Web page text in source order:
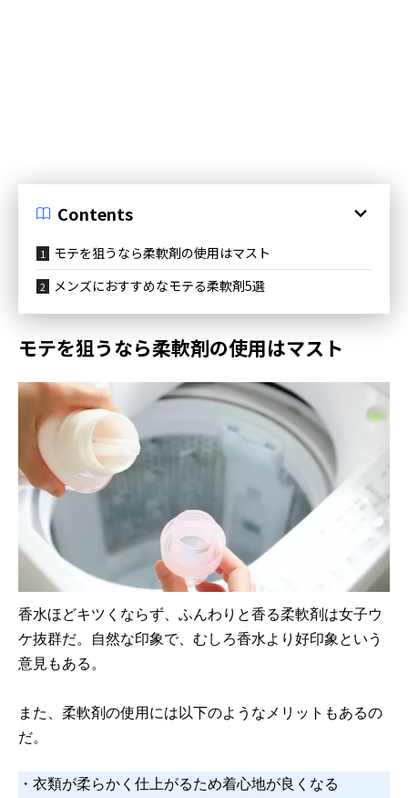
Contents
モテを狙うなら柔軟剤の使用はマスト
メンズにおすすめなモテる柔軟剤5選
モテを狙うなら柔軟剤の使用はマスト
香水ほどキツくならず、ふんわりと香る柔軟剤は女子ウ
ケ抜群だ。自然な印象で、むしろ香水より好印象という
意見もある。
また、柔軟剤の使用には以下のようなメリットもあるの
だ。
・衣類が柔らかく仕上がるため着心地が良くなる